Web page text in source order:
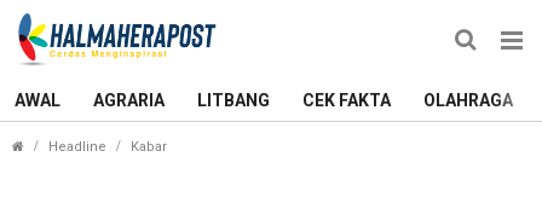
AWAL AGRARIA LITBANG CEK FAKTA OLAHRAGA
Headline Kabar